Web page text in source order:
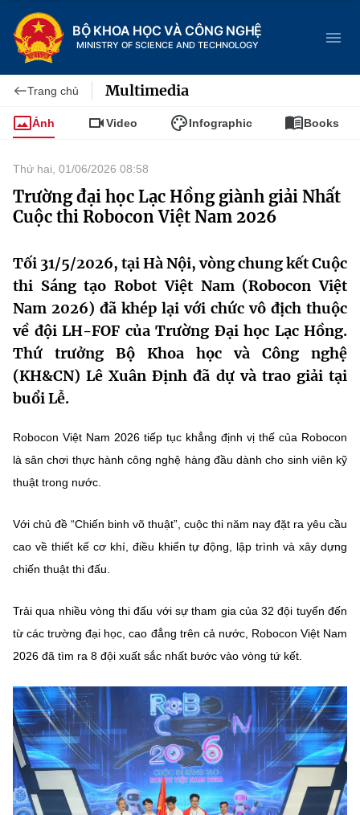
BỘ KHOA HỌC VÀ CÔNG NGHỆ
MINISTRY OF SCIENCE AND TECHNOLOGY
Trang chủ
Giới thiệu
Chức năng nhiệm vụ
Cơ cấu tổ chức
Lịch sử phát triển
Sở Khoa học và Công nghệ
Tin tức sự kiện
Khoa học và Công nghệ
Đổi mới sáng tạo
Chuyển đổi số
Sở hữu trí tuệ
Năng lượng nguyên tử
Tin địa phương
Dịch vụ công
Hệ thống văn bản
Văn bản QPPL
Lấy ý kiến người dân về dự thảo VBQPPL
MST IOFFICE
Khoa học và Công nghệ
Đổi mới sáng tạo
Chuyển đổi số
Bưu chính, Viễn thông
Sở hữu trí tuệ
Tiêu chuẩn, đo lường, chất lượng
Năng lượng nguyên tử
THƯ ĐIỆN TỬ
Khác
Videos
Voice
Nhiệm vụ trọng tâm
Chọn ngôn ngữ
Vietnamese English
Trang chủ Multimedia
Ảnh Video Infographic Books
Thứ hai, 01/06/2026 08:58
Trường đại học Lạc Hồng giành giải Nhất
Cuộc thi Robocon Việt Nam 2026
Tối 31/5/2026, tại Hà Nội, vòng chung kết Cuộc
thi Sáng tạo Robot Việt Nam (Robocon Việt
Nam 2026) đã khép lại với chức vô địch thuộc
về đội LH-FOF của Trường Đại học Lạc Hồng.
Thứ trưởng Bộ Khoa học và Công nghệ
(KH&CN) Lê Xuân Định đã dự và trao giải tại
buổi Lễ.
Robocon Việt Nam 2026 tiếp tục khẳng định vị thế của Robocon
là sân chơi thực hành công nghệ hàng đầu dành cho sinh viên kỹ
thuật trong nước.
Với chủ đề “Chiến binh võ thuật”, cuộc thi năm nay đặt ra yêu cầu
cao về thiết kế cơ khí, điều khiển tự động, lập trình và xây dựng
chiến thuật thi đấu.
Trải qua nhiều vòng thi đấu với sự tham gia của 32 đội tuyển đến
từ các trường đại học, cao đẳng trên cả nước, Robocon Việt Nam
2026 đã tìm ra 8 đội xuất sắc nhất bước vào vòng tứ kết.